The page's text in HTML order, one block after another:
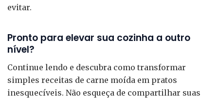
evitar.
Pronto para elevar sua cozinha a outro
nível?
Continue lendo e descubra como transformar
simples receitas de carne moída em pratos
inesquecíveis. Não esqueça de compartilhar suas